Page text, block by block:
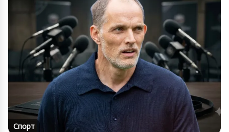
Спорт